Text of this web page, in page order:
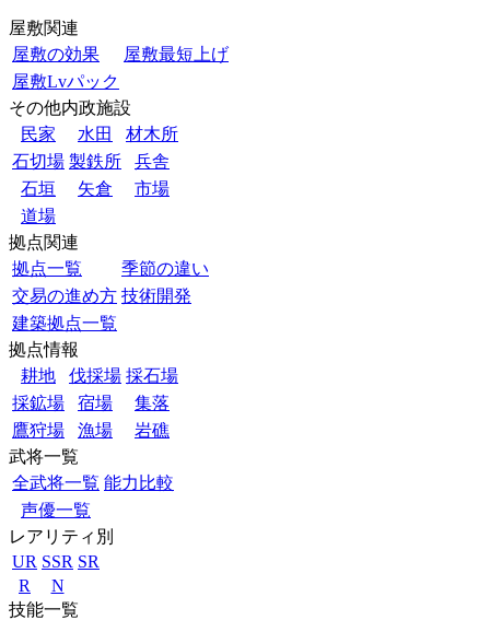
屋敷関連
屋敷の効果
屋敷最短上げ
屋敷Lvパック
その他内政施設
民家
水田
材木所
石切場 製鉄所
兵舎
石垣
矢倉
市場
道場
拠点関連
拠点一覧
季節の違い
交易の進め方 技術開発
建築拠点一覧
拠点情報
耕地
伐採場 採石場
採鉱場
宿場
集落
鷹狩場
漁場
岩礁
武将一覧
全武将一覧 能力比較
声優一覧
レアリティ別
UR SSR SR
R
N
技能一覧